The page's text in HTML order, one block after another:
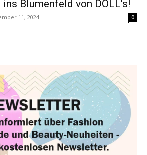
Blumenfeld von DOLL’s!
11, 2024 0